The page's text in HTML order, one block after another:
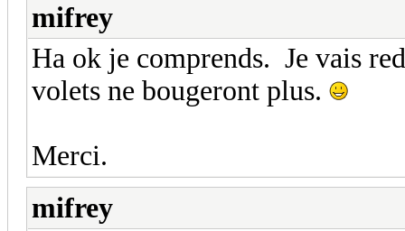
mifrey
Ha ok je comprends. Je vais
volets ne bougeront plus.
Merci.
mifrey